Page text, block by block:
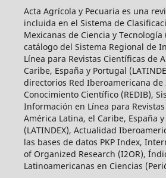
Acta Agrícola y Pecuaria es una
incluida en el Sistema de
Mexicanas de Ciencia y Tecnología
catálogo del Sistema Regional de
Línea para Revistas Científicas de
Caribe, España y Portugal
directorios Red Iberoamericana de
Conocimiento Científico (REDIB),
Información en Línea para
América Latina, el Caribe, España
(LATINDEX), Actualidad
las bases de datos PKP Index,
of Organized Research (I2OR),
Latinoamericanas en Ciencias